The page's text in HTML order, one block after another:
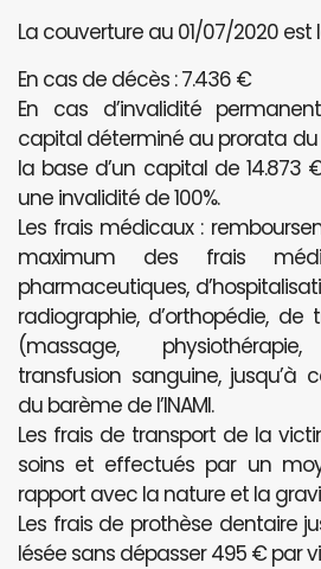
La couverture au 01/07/2020 est
En cas de décès : 7.436 €
En cas d’invalidité
capital déterminé au prorata du
la base d’un capital de
une invalidité de 100%.
Les frais médicaux :
maximum des frais
pharmaceutiques,
radiographie, d’orthopédie, de
(massage,
transfusion sanguine, jusqu’à
du barème de l’INAMI.
Les frais de transport de la
soins et effectués par un
rapport avec la nature et la
Les frais de prothèse dentaire
lésée sans dépasser 495 € par